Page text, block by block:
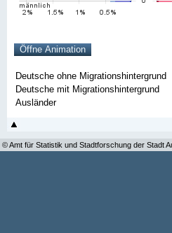
Deutsche ohne Migrationshintergrund
Deutsche mit Migrationshintergrund
Ausländer
© Amt für Statistik und Stadtforschung der Stadt